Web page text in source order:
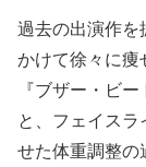
過去の出演作を
かけて徐々に痩
『ブザー・ビ
と、フェイス
せた体重調整の